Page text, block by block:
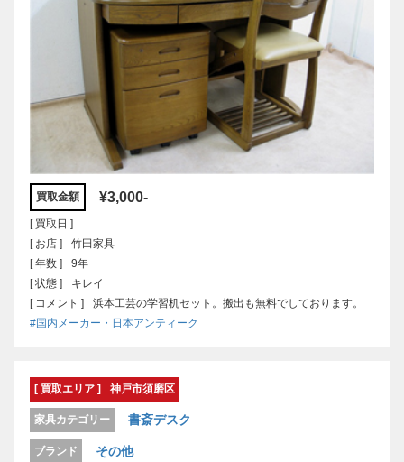
買取金額 ¥3,000-
[ 買取日 ]
[ お店 ]
竹田家具
[ 年数 ]
9年
[ 状態 ]
キレイ
[ コメント ]
浜本工芸の学習机セット。搬出も無料でしております。
#国内メーカー・日本アンティーク
[ 買取エリア ] 神戸市須磨区
家具カテゴリー 書斎デスク
ブランド その他